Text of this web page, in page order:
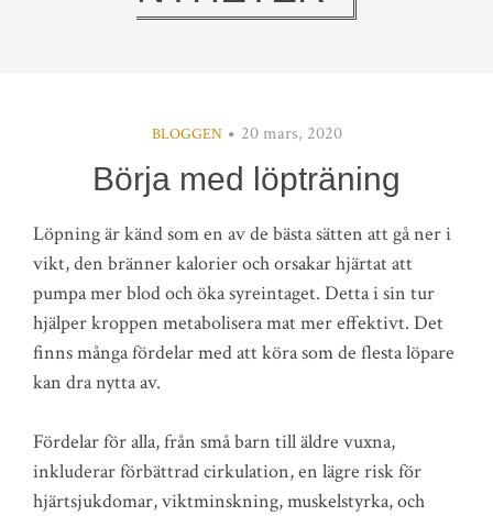
BLOGGEN 20 mars, 2020
Börja med löpträning
Löpning är känd som en av de bästa sätten att gå ner i
vikt, den bränner kalorier och orsakar hjärtat att
pumpa mer blod och öka syreintaget. Detta i sin tur
hjälper kroppen metabolisera mat mer effektivt. Det
finns många fördelar med att köra som de flesta löpare
kan dra nytta av.
Fördelar för alla, från små barn till äldre vuxna,
inkluderar förbättrad cirkulation, en lägre risk för
hjärtsjukdomar, viktminskning, muskelstyrka, och